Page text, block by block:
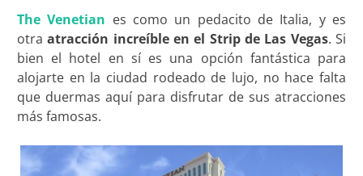
The Venetian es como un pedacito de Italia, y es
otraatracción increíble en el Strip de Las Vegas. Si
bien el hotel en sí es una opción fantástica para
alojarte en la ciudad rodeado de lujo, no hace falta
que duermas aquí para disfrutar de sus atracciones
más famosas.